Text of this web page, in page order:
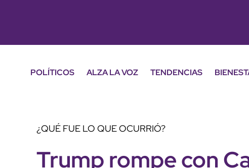
POLÍTICOS ALZA LA VOZ TENDENCIAS
¿QUÉ FUE LO QUE OCURRIÓ?
Trump rompe con